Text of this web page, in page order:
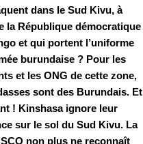
dans le Sud Kivu, à
la République démocratique
et qui portent l’uniforme
burundaise ? Pour les
et les ONG de cette zone,
sont des Burundais. Et
! Kinshasa ignore leur
sur le sol du Sud Kivu. La
non plus ne reconnaît